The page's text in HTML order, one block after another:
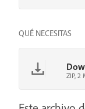
QUÉ NECESITAS
ZIP, 2